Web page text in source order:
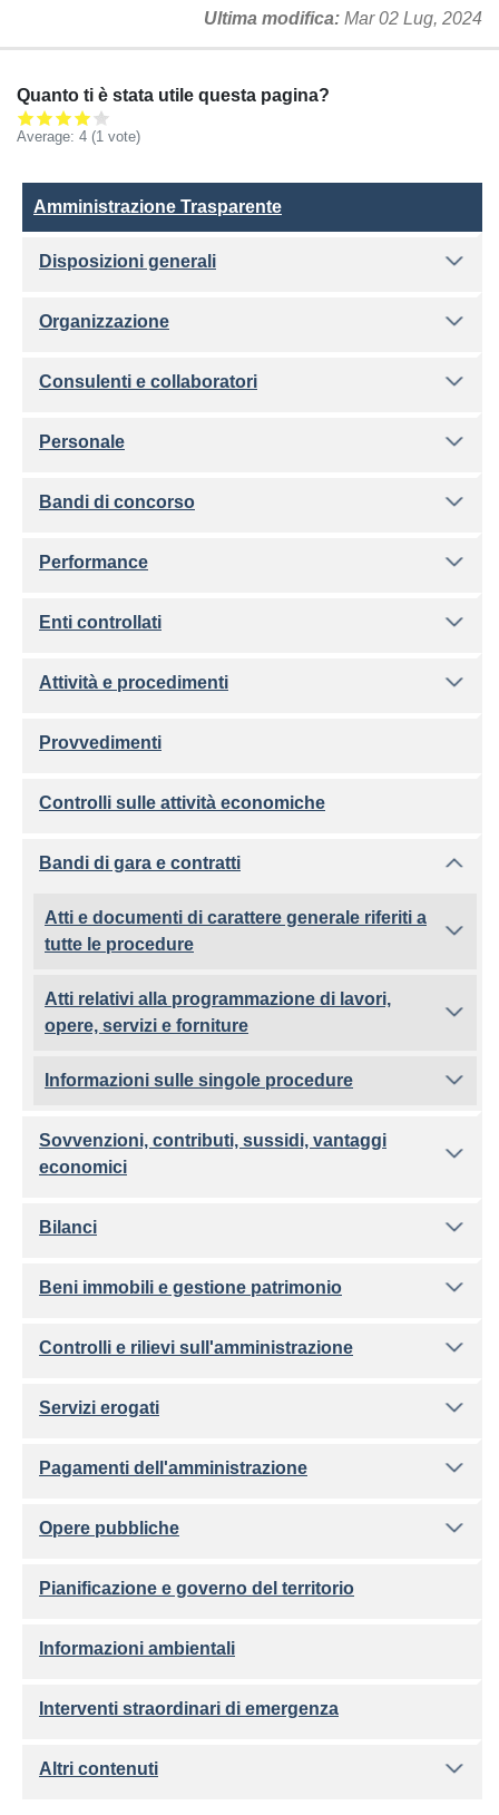
Ultima modifica Mar 02 Lug, 2024
Quanto ti è stata utile questa pagina?
Average: 4 (1 vote)
Amministrazione Trasparente
Amministrazione Trasparente
Disposizioni generali
Organizzazione
Consulenti e collaboratori
Personale
Bandi di concorso
Performance
Enti controllati
Attività e procedimenti
Provvedimenti
Controlli sulle attività economiche
Bandi di gara e contratti
Atti e documenti di carattere generale riferiti a
tutte le procedure
Atti relativi alla programmazione di lavori,
opere, servizi e forniture
Informazioni sulle singole procedure
Sovvenzioni, contributi, sussidi, vantaggi
economici
Bilanci
Beni immobili e gestione patrimonio
Controlli e rilievi sull'amministrazione
Servizi erogati
Pagamenti dell'amministrazione
Opere pubbliche
Pianificazione e governo del territorio
Informazioni ambientali
Interventi straordinari di emergenza
Altri contenuti